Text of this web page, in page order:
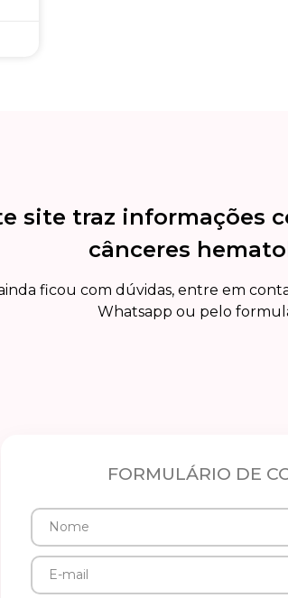
site traz informações
cânceres
ficou com dúvidas, entre em
Whatsapp ou pelo
FORMULÁRIO DE
Nome